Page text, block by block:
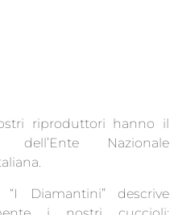
riproduttori hanno il
dell’Ente Nazionale
Diamantini” descrive